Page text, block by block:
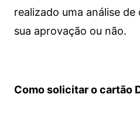
realizado uma análise
sua aprovação ou não.
Como solicitar o cartão